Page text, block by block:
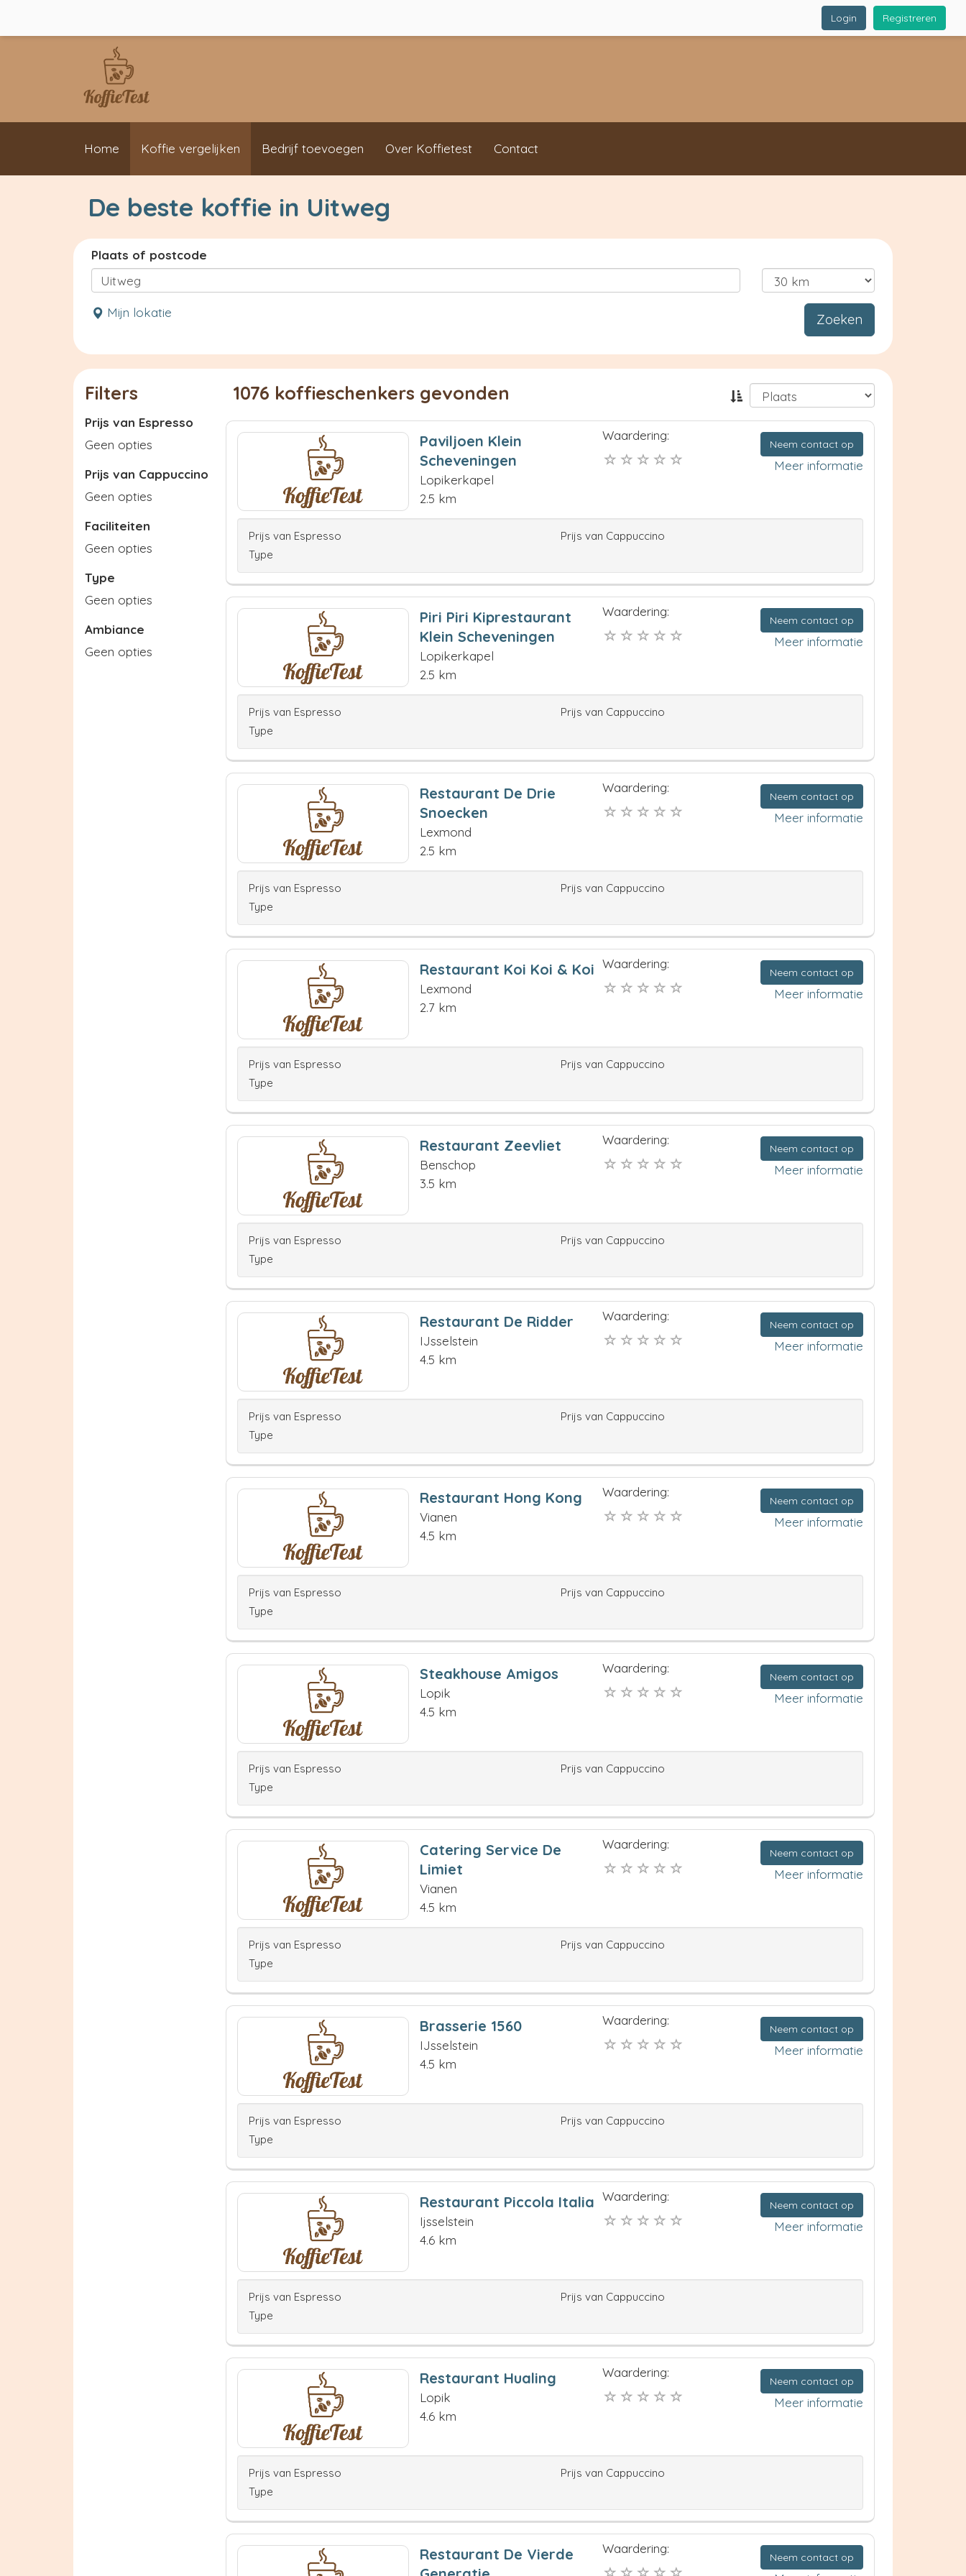
Registreren
Login
Home Koffie vergelijken Bedrijf toevoegen Over Koffietest Contact
De beste koffie in Uitweg
Plaats of postcode
Mijn lokatie Zoeken
Filters
Prijs van Espresso
Geen opties
Prijs van Cappuccino
Geen opties
Faciliteiten
Geen opties
Type
Geen opties
Ambiance
Geen opties
1076 koffieschenkers gevonden
Paviljoen Klein
Scheveningen
Lopikerkapel
2.5 km
Waardering:
Neem contact op
Meer informatie
Prijs van Espresso
Prijs van Cappuccino
Type
Piri Piri Kiprestaurant
Klein Scheveningen
Lopikerkapel
2.5 km
Waardering:
Neem contact op
Meer informatie
Prijs van Espresso
Prijs van Cappuccino
Type
Restaurant De Drie
Snoecken
Lexmond
2.5 km
Waardering:
Neem contact op
Meer informatie
Prijs van Espresso
Prijs van Cappuccino
Type
Restaurant Koi Koi & Koi
Lexmond
2.7 km
Waardering:
Neem contact op
Meer informatie
Prijs van Espresso
Prijs van Cappuccino
Type
Restaurant Zeevliet
Benschop
3.5 km
Waardering:
Neem contact op
Meer informatie
Prijs van Espresso
Prijs van Cappuccino
Type
Restaurant De Ridder
IJsselstein
4.5 km
Waardering:
Neem contact op
Meer informatie
Prijs van Espresso
Prijs van Cappuccino
Type
Restaurant Hong Kong
Vianen
4.5 km
Waardering:
Neem contact op
Meer informatie
Prijs van Espresso
Prijs van Cappuccino
Type
Steakhouse Amigos
Lopik
4.5 km
Waardering:
Neem contact op
Meer informatie
Prijs van Espresso
Prijs van Cappuccino
Type
Catering Service De
Limiet
Vianen
4.5 km
Waardering:
Neem contact op
Meer informatie
Prijs van Espresso
Prijs van Cappuccino
Type
Brasserie 1560
IJsselstein
4.5 km
Waardering:
Neem contact op
Meer informatie
Prijs van Espresso
Prijs van Cappuccino
Type
Restaurant Piccola Italia
Ijsselstein
4.6 km
Waardering:
Neem contact op
Meer informatie
Prijs van Espresso
Prijs van Cappuccino
Type
Restaurant Hualing
Lopik
4.6 km
Waardering:
Neem contact op
Meer informatie
Prijs van Espresso
Prijs van Cappuccino
Type
Restaurant De Vierde
Waardering:
Neem contact op